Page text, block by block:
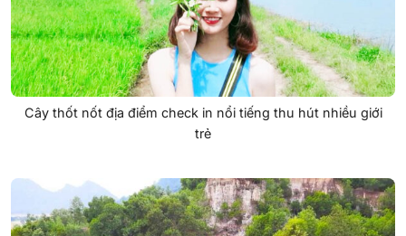
Cây thốt nốt địa điểm check in nổi tiếng thu hút nhiều giới
trẻ